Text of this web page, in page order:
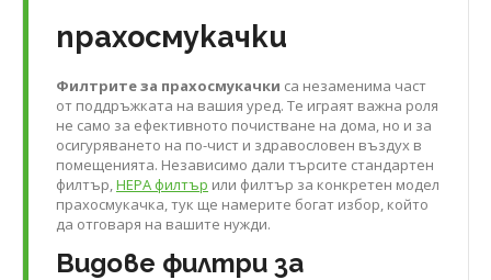
прахосмукачки
Филтрите за прахосмукачки са незаменима част
от поддръжката на вашия уред. Те играят важна роля
не само за ефективното почистване на дома, но и за
осигуряването на по-чист и здравословен въздух в
помещенията. Независимо дали търсите стандартен
филтър,HEPA филтър или филтър за конкретен модел
прахосмукачка, тук ще намерите богат избор, който
да отговаря на вашите нужди.
Видове филтри за